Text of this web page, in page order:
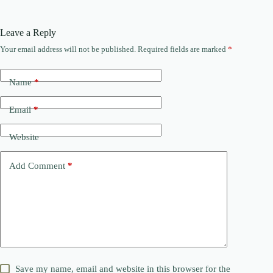
Leave a Reply
Your email address will not be published. Required fields are marked *
Name*
Email*
Website
Add Comment *
Save my name, email and website in this browser for the